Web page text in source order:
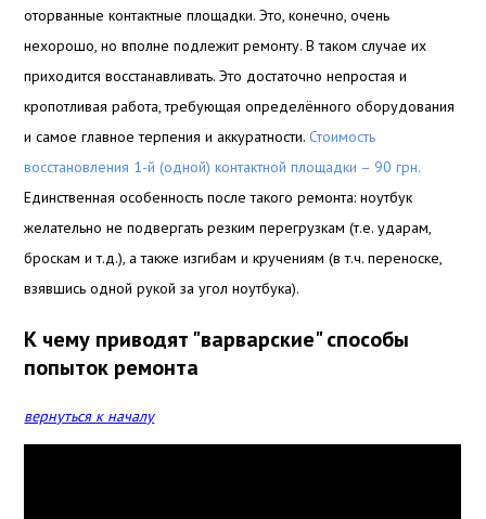
оторванные контактные площадки. Это, конечно, очень
нехорошо, но вполне подлежит ремонту. В таком случае их
приходится восстанавливать. Это достаточно непростая и
кропотливая работа, требующая определённого оборудования
и самое главное терпения и аккуратности. Стоимость
восстановления 1-й (одной) контактной площадки – 90 грн.
Единственная особенность после такого ремонта: ноутбук
желательно не подвергать резким перегрузкам (т.е. ударам,
броскам и т.д.), а также изгибам и кручениям (в т.ч. переноске,
взявшись одной рукой за угол ноутбука).
К чему приводят "варварские" способы
попыток ремонта
вернуться к началу